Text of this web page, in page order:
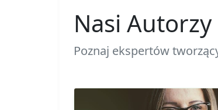
Nasi Autorzy
Poznaj ekspertów